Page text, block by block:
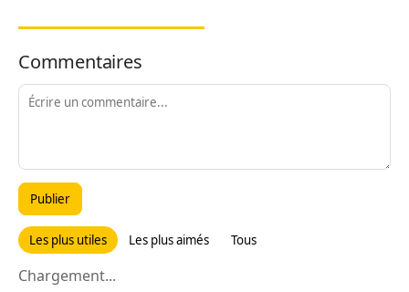
Commentaires
Publier
Les plus utiles Les plus aimés Tous
Chargement...